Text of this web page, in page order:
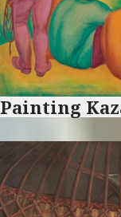
Painting